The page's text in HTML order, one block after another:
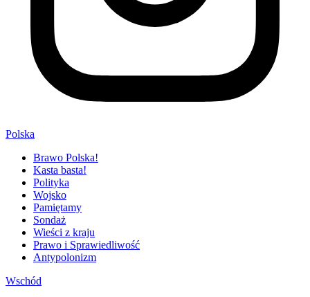
Polska
Brawo Polska!
Kasta basta!
Polityka
Wojsko
Pamiętamy
Sondaż
Wieści z kraju
Prawo i Sprawiedliwość
Antypolonizm
Wschód